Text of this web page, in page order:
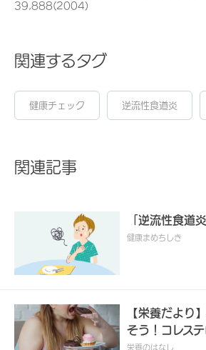
39,888(2004)
関連するタグ
健康チェック 逆流性食道炎
関連記事
「逆流性食道
健康まめちしき
【栄養だより
そう！コレス
栄養のはなし